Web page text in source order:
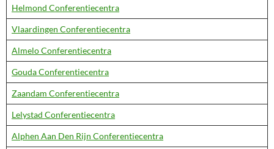
Helmond Conferentiecentra
Vlaardingen Conferentiecentra
Almelo Conferentiecentra
Gouda Conferentiecentra
Zaandam Conferentiecentra
Lelystad Conferentiecentra
Alphen Aan Den Rijn Conferentiecentra